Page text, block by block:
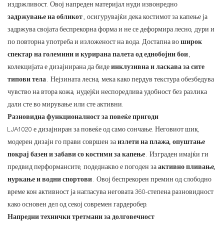
издржливост. Овој напреден материјал нуди извонредно
задржување на обликот, осигурувајќи дека костимот за капење ја
задржува својата беспрекорна форма и не се деформира лесно, дури и
по повторна употреба и изложеност на вода. Достапна воширок
спектар на големини и курирана палета од еднобојни бои,
колекцијата е дизајнирана да бидеинклузивна и ласкава за сите
типови тела. Нејзината лесна, мека како пердув текстура обезбедува
чувство на втора кожа, нудејќи неспоредлива удобност без разлика
дали сте во мирување или сте активни.
Разновидна функционалност за повеќе пригоди
LJA1020 е дизајниран за повеќе од само сончање. Неговиот шик,
модерен дизајн го прави совршен заизлети на плажа, опуштање
покрај базен и забави со костими за капење. Изграден имајќи ги
предвид перформансите, подеднакво е погоден заактивно пливање,
нуркање и водни спортови. Овој беспрекорен премин од слободно
време кон активност ја нагласува неговата 360-степена разновидност
како основен дел од секој современ гардеробер.
Напредни технички третмани за долговечност